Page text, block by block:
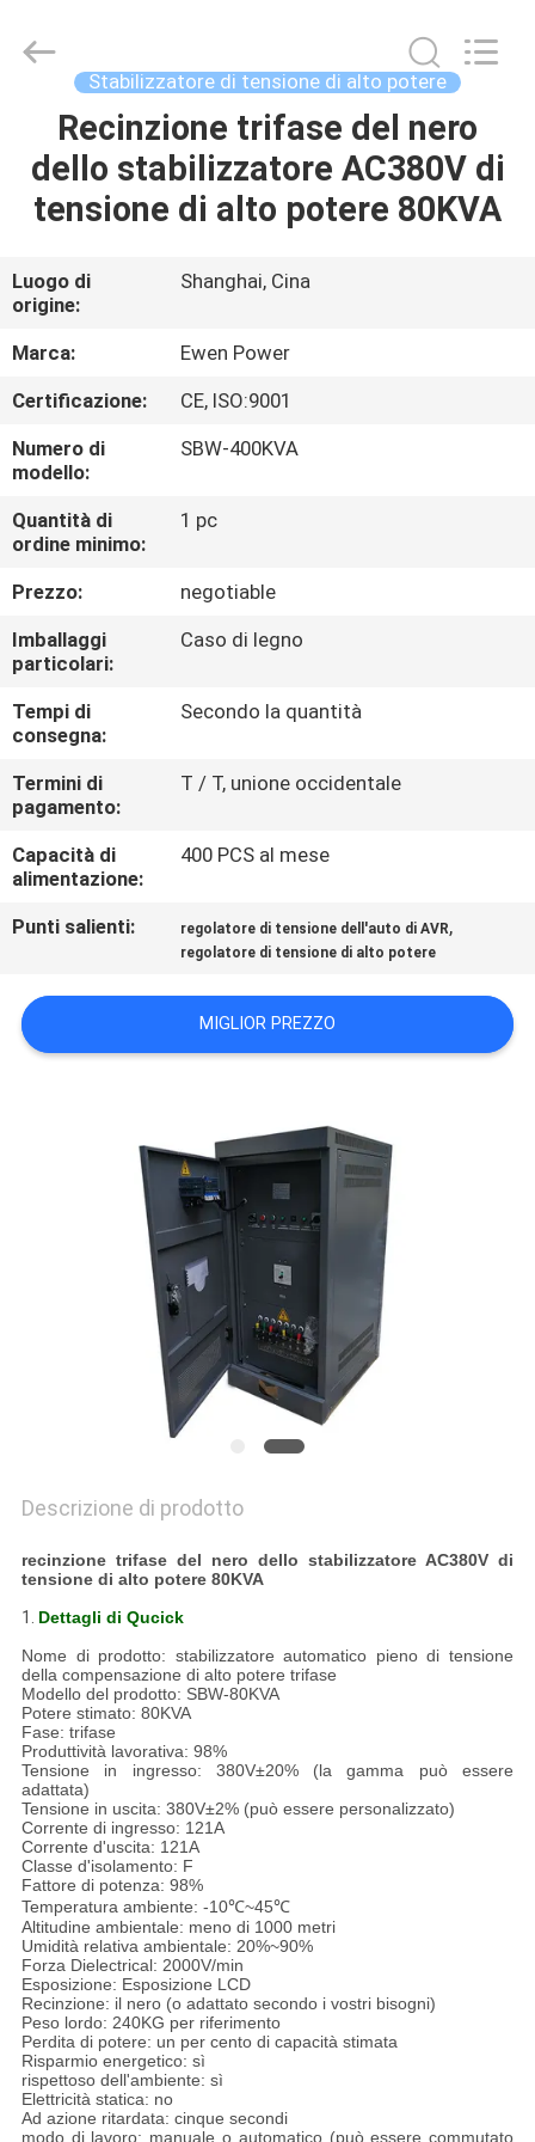
CASA.
PRODOTTI
VIDEO
SU
DI
NOI
VISITA
ALLA
FABBRICA
CONTROLLO
DELLA
QUALITÀ
CONTATTACI
UN
PREVENTIVO
Copyright
(Shanghai)
Electrical
Equipment
Stabilizzatore di tensione di alto potere
Recinzione trifase del nero
dello stabilizzatore AC380V di
tensione di alto potere 80KVA
Luogo di
origine:
Shanghai, Cina
Marca:
Ewen Power
Certificazione:
CE, ISO:9001
Numero di
modello:
SBW-400KVA
Quantità di
ordine minimo:
1 pc
Prezzo:
negotiable
Imballaggi
particolari:
Caso di legno
Tempi di
consegna:
Secondo la quantità
Termini di
pagamento:
T / T, unione occidentale
Capacità di
alimentazione:
400 PCS al mese
Punti salienti: regolatore di tensione dell'auto di AVR,
regolatore di tensione di alto potere
MIGLIOR PREZZO
Descrizione di prodotto
recinzione trifase del nero dello stabilizzatore AC380V di
tensione di alto potere 80KVA
1. Dettagli di Qucick
Nome di prodotto: stabilizzatore automatico pieno di tensione
della compensazione di alto potere trifase
Modello del prodotto: SBW-80KVA
Potere stimato: 80KVA
Fase: trifase
Produttività lavorativa: 98%
Tensione in ingresso: 380V±20% (la gamma può essere
adattata)
Tensione in uscita: 380V±2% (può essere personalizzato)
Corrente di ingresso: 121A
Corrente d'uscita: 121A
Classe d'isolamento: F
Fattore di potenza: 98%
Temperatura ambiente: -10℃~45℃
Altitudine ambientale: meno di 1000 metri
Umidità relativa ambientale: 20%~90%
Forza Dielectrical: 2000V/min
Esposizione: Esposizione LCD
Recinzione: il nero (o adattato secondo i vostri bisogni)
Peso lordo: 240KG per riferimento
Perdita di potere: un per cento di capacità stimata
Risparmio energetico: sì
rispettoso dell'ambiente: sì
Elettricità statica: no
Ad azione ritardata: cinque secondi
modo di lavoro: manuale o automatico (può essere commutato